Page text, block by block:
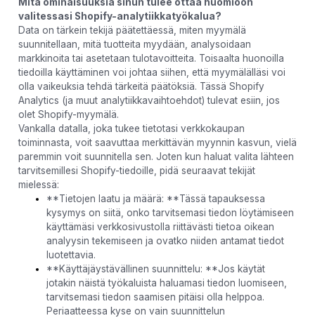
valitessasi Shopify-analytiikkatyökalua?
Data on tärkein tekijä päätettäessä, miten myymälä
suunnitellaan, mitä tuotteita myydään, analysoidaan
markkinoita tai asetetaan tulotavoitteita. Toisaalta huonoilla
tiedoilla käyttäminen voi johtaa siihen, että myymälälläsi voi
olla vaikeuksia tehdä tärkeitä päätöksiä. Tässä Shopify
Analytics (ja muut analytiikkavaihtoehdot) tulevat esiin, jos
olet Shopify-myymälä.
Vankalla datalla, joka tukee tietotasi verkkokaupan
toiminnasta, voit saavuttaa merkittävän myynnin kasvun, vielä
paremmin voit suunnitella sen. Joten kun haluat valita lähteen
tarvitsemillesi Shopify-tiedoille, pidä seuraavat tekijät
mielessä:
**Tietojen laatu ja määrä: **Tässä tapauksessa
kysymys on siitä, onko tarvitsemasi tiedon löytämiseen
käyttämäsi verkkosivustolla riittävästi tietoa oikean
analyysin tekemiseen ja ovatko niiden antamat tiedot
luotettavia.
**Käyttäjäystävällinen suunnittelu: **Jos käytät
jotakin näistä työkaluista haluamasi tiedon luomiseen,
tarvitsemasi tiedon saamisen pitäisi olla helppoa.
Periaatteessa kyse on vain suunnittelun